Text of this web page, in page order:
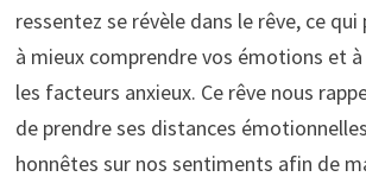
ressentez se révèle dans le rêve, ce
à mieux comprendre vos émotions et
les facteurs anxieux. Ce rêve nous
de prendre ses distances
honnêtes sur nos sentiments afin de